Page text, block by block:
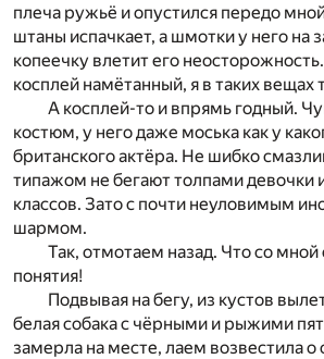
плеча ружьё и опустился передо
штаны испачкает, а шмотки у него на
копеечку влетит его
косплей намётанный, я в таких вещах
А косплей-то и впрямь годный.
костюм, у него даже моська как у
британского актёра. Не шибко
типажом не бегают толпами девочки
классов. Зато с почти неуловимым
шармом.
Так, отмотаем назад. Что со мной
понятия!
Подвывая на бегу, из кустов
белая собака с чёрными и рыжими
замерла на месте, лаем возвестила